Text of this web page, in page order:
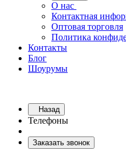
О нас
Контактная
Оптовая торговля
Политика
Контакты
Блог
Шоурумы
Назад
Телефоны
Заказать звонок